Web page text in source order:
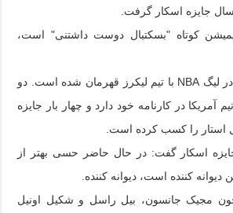
جایزه اسکار گرفت.
کوتاه "بسکتبال دوست داشتنی" است،
برایانت تاکنون پنج بار در لیگ NBA با تیم لیکرز قهرمان شده است. دو
آمریکا در کارنامه خود دارد و چهار بار جایزه
استار را کسب کرده است.
جایزه اسکار گفت‌: در حال‌ حاضر حسی بهتر از
کننده است، دیوانه کننده.
مجیک جانسون، بیل راسل و شکیل اونیل